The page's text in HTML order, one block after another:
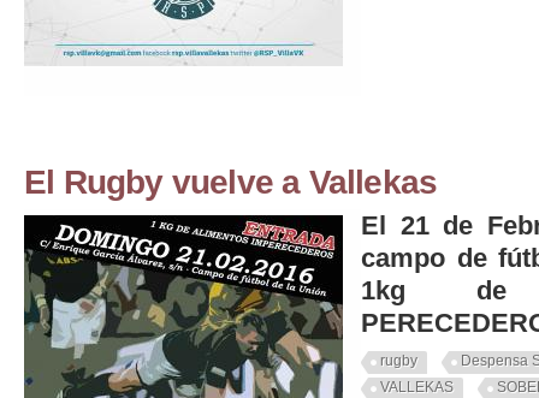
El Rugby vuelve a Vallekas
El 21 de
campo de
1kg de
rugby
Despensa
VALLEKAS